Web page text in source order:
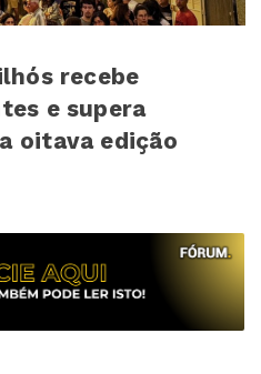
recebe
e supera
oitava edição